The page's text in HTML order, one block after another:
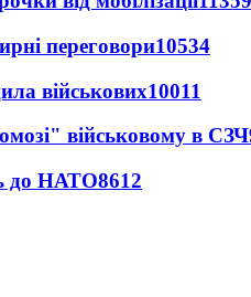
переговори10534
військових10011
військовому в СЗЧ
до НАТО8612